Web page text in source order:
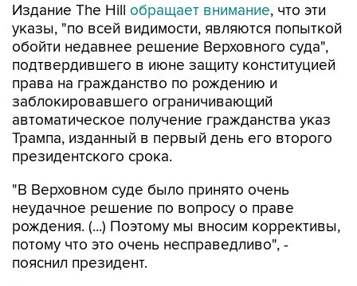
Издание The Hill обращает внимание, что эти
указы, "по всей видимости, являются попыткой
обойти недавнее решение Верховного суда",
подтвердившего в июне защиту конституцией
права на гражданство по рождению и
заблокировавшего ограничивающий
автоматическое получение гражданства указ
Трампа, изданный в первый день его второго
президентского срока.
"В Верховном суде было принято очень
неудачное решение по вопросу о праве
рождения. (...) Поэтому мы вносим коррективы,
потому что это очень несправедливо", -
пояснил президент.